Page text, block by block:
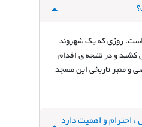
مسجد است. روزی که یک شهروند
و در نتیجه ی اقدام
و منبر تاریخی این مسجد
احترام و اهمیت دارد